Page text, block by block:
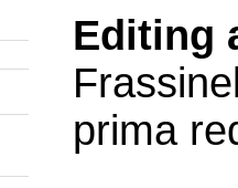
Editing
prima